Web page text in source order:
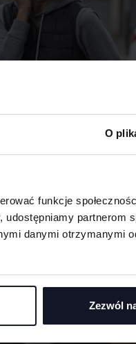
O
funkcje
partnerom
danymi otrzymanymi
Zezwól
Od 124.81 zł